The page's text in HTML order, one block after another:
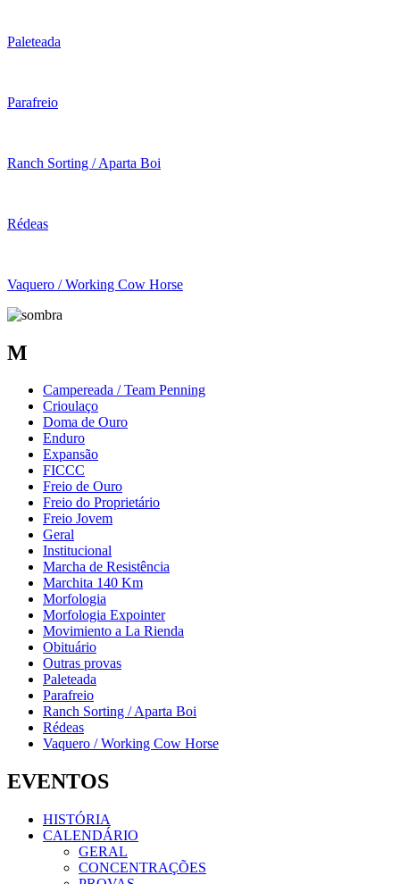
Paleteada
Parafreio
Ranch Sorting / Aparta Boi
Rédeas
Vaquero / Working Cow Horse
M
Campereada / Team Penning
Crioulaço
Doma de Ouro
Enduro
Expansão
FICCC
Freio de Ouro
Freio do Proprietário
Freio Jovem
Geral
Institucional
Marcha de Resistência
Marchita 140 Km
Morfologia
Morfologia Expointer
Movimiento a La Rienda
Obituário
Outras provas
Paleteada
Parafreio
Ranch Sorting / Aparta Boi
Rédeas
Vaquero / Working Cow Horse
EVENTOS
HISTÓRIA
CALENDÁRIO
GERAL
CONCENTRAÇÕES